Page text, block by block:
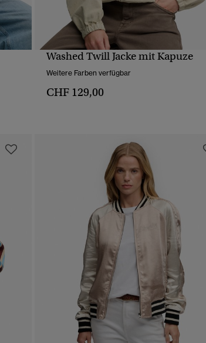
Washed Twill Jacke mit Kapuze
Weitere Farben verfügbar
CHF 129,00